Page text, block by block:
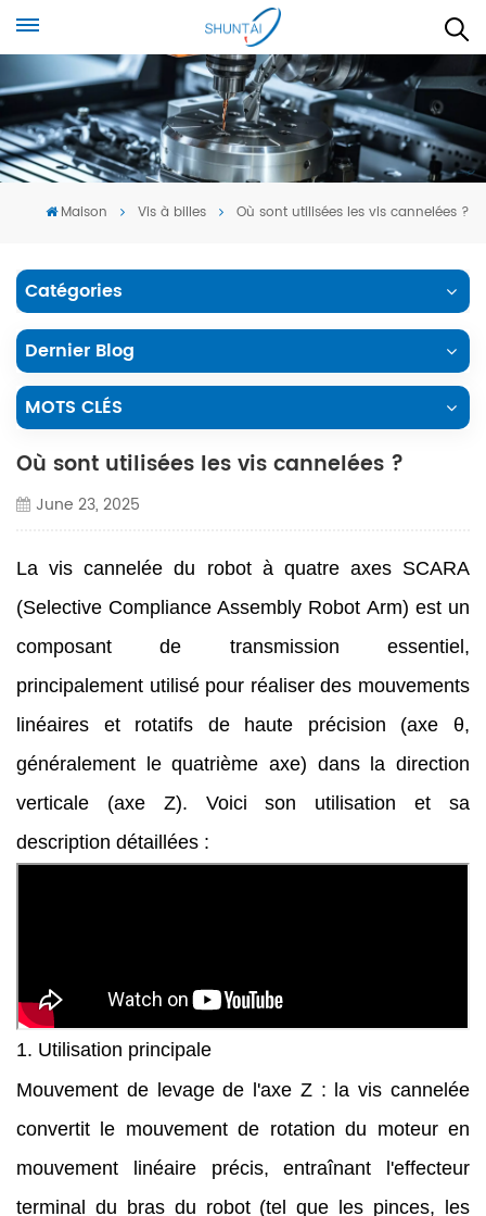
Maison Vis à billes Où sont utilisées les vis cannelées ?
Catégories
Dernier Blog
MOTS CLÉS
Où sont utilisées les vis cannelées ?
June 23, 2025
La vis cannelée du robot à quatre axes SCARA
(Selective Compliance Assembly Robot Arm) est un
composant de transmission essentiel,
principalement utilisé pour réaliser des mouvements
linéaires et rotatifs de haute précision (axe θ,
généralement le quatrième axe) dans la direction
verticale (axe Z). Voici son utilisation et sa
description détaillées :
1. Utilisation principale
Mouvement de levage de l'axe Z : la vis cannelée
convertit le mouvement de rotation du moteur en
mouvement linéaire précis, entraînant l'effecteur
terminal du bras du robot (tel que les pinces, les